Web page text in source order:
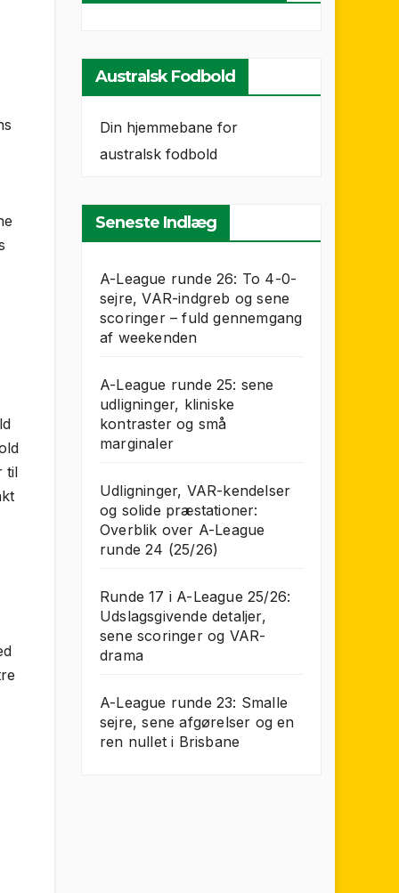
til
Australsk Fodbold
Din hjemmebane for
australsk fodbold
Seneste Indlæg
A-League runde 26: To 4-0-
sejre, VAR-indgreb og sene
scoringer – fuld gennemgang
af weekenden
A-League runde 25: sene
udligninger, kliniske
kontraster og små
marginaler
Udligninger, VAR-kendelser
og solide præstationer:
Overblik over A-League
runde 24 (25/26)
Runde 17 i A-League 25/26:
Udslagsgivende detaljer,
sene scoringer og VAR-
drama
A-League runde 23: Smalle
sejre, sene afgørelser og en
ren nullet i Brisbane